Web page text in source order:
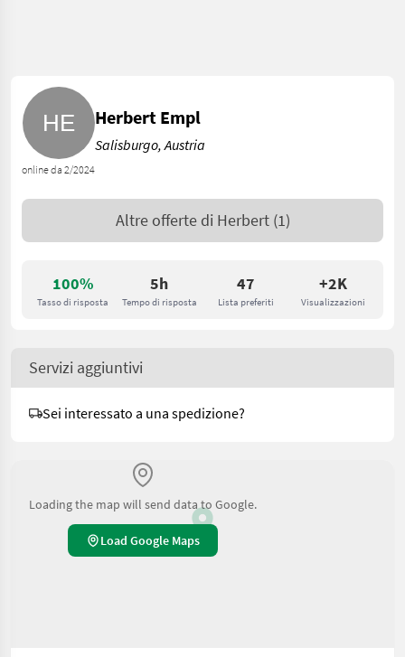
100%
Tasso di risposta
5h
Tempo di risposta
47
Lista preferiti
+2K
Visualizzazioni
online da 2/2024
Herbert Empl
Salisburgo, Austria
Altre offerte di Herbert (1)
Servizi aggiuntivi
Sei interessato a una spedizione?
Loading the map will send data to Google.
Load Google Maps